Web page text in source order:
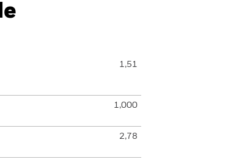
1,51
1,000
2,78